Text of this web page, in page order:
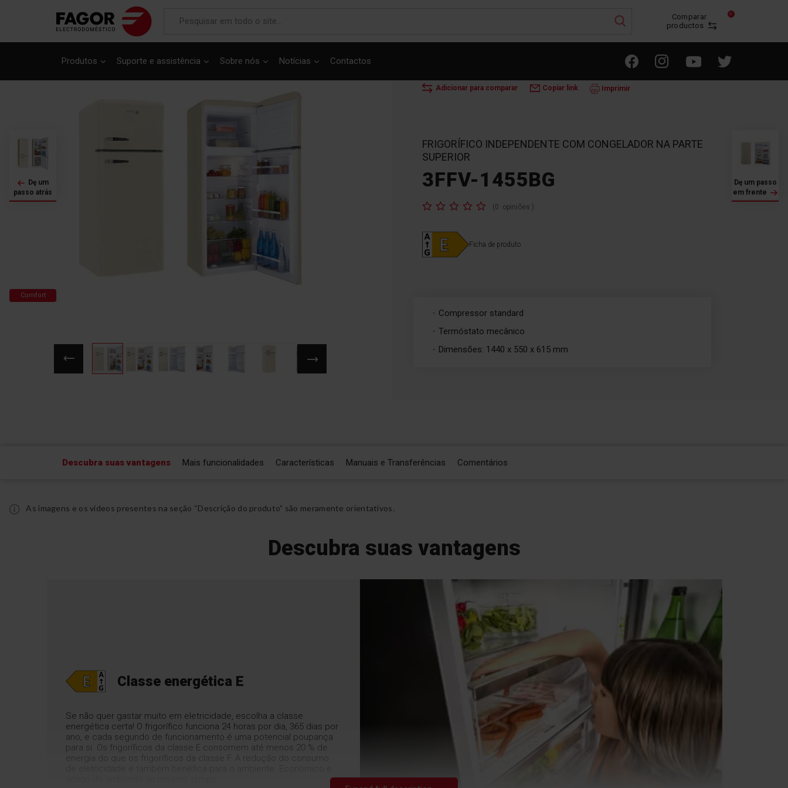
Comparar
productos
0
Produtos Suporte e assistência Sobre nós Notícias Contactos
Dę um
passo atrás
Dę um passo
em frente
Mostrar o produto em 3D
Comfort
3FFV-1455BG
Adicionar para comparar Copiar link Imprimir
FRIGORÍFICO INDEPENDENTE COM CONGELADOR NA PARTE
SUPERIOR
3FFV-1455BG
Classificação: (0 opiniões )
Ficha de produto
Compressor standard
Termóstato mecânico
Dimensões: 1440 x 550 x 615 mm
Descubra suas vantagens Mais funcionalidades Características Manuais e Transferências Comentários
As imagens e os vídeos presentes na seção “Descrição do produto” são meramente orientativos.
Descubra suas vantagens
Classe energética E
Se não quer gastar muito em eletricidade, escolha a classe
energética certa! O frigorífico funciona 24 horas por dia, 365 dias por
ano, e cada segundo de funcionamento é uma potencial poupança
para si. Os frigoríficos da classe E consomem até menos 20 % de
energia do que os frigoríficos da classe F. A redução do consumo